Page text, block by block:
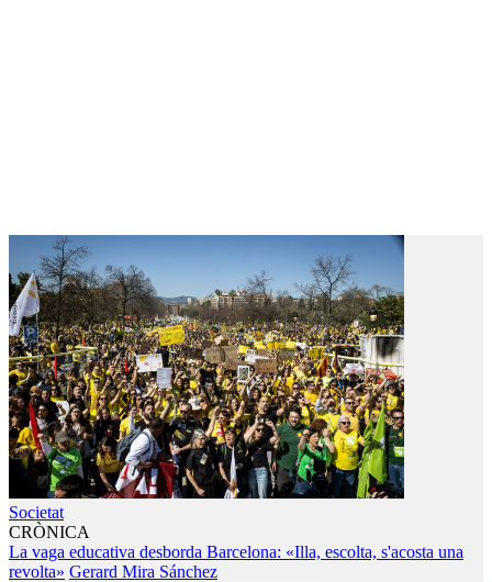
Societat
CRÒNICA
La vaga educativa desborda Barcelona: «Illa, escolta, s'acosta una
revolta» Gerard Mira Sánchez